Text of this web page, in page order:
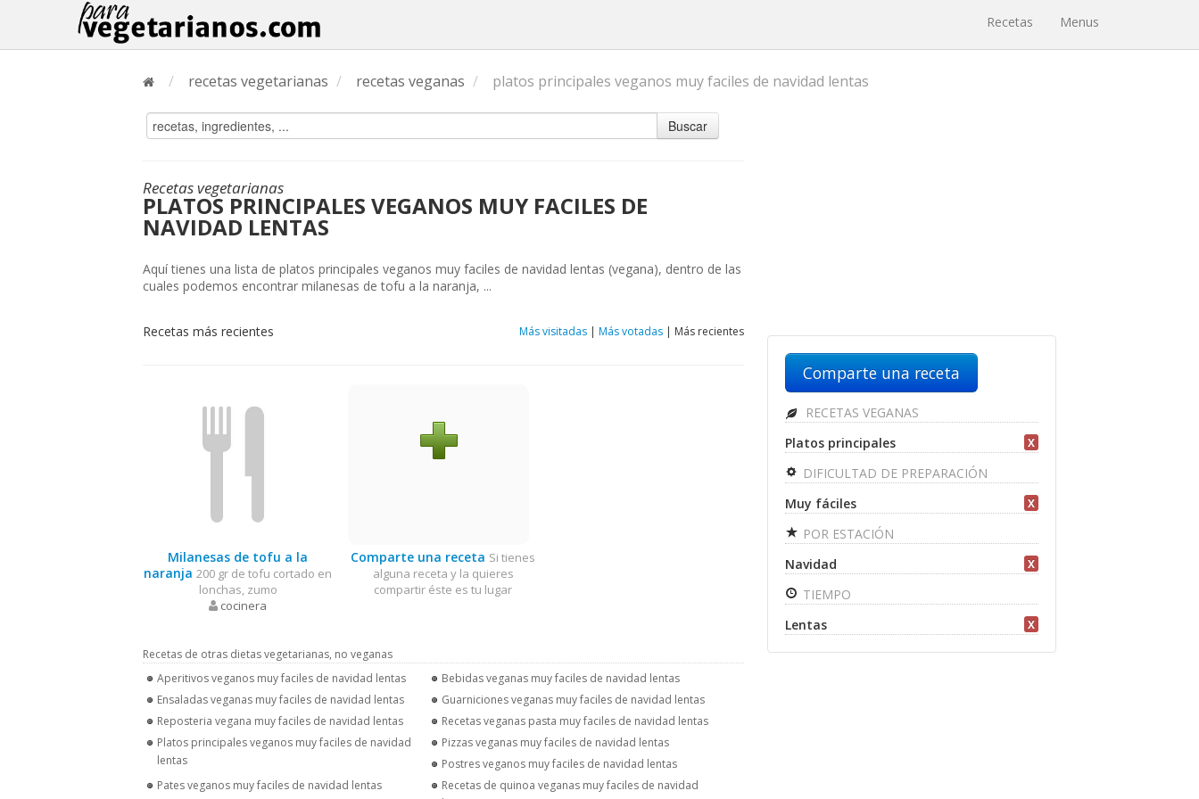
Recetas Menus
/ recetas vegetarianas / recetas veganas / platos principales veganos muy faciles de navidad lentas
Buscar
Recetas vegetarianas
PLATOS PRINCIPALES VEGANOS MUY FACILES DE
NAVIDAD LENTAS
Aquí tienes una lista de platos principales veganos muy faciles de navidad lentas (vegana), dentro de las
cuales podemos encontrar milanesas de tofu a la naranja, ...
Recetas más recientes Más visitadas| Más votadas| Más recientes
Milanesas de tofu a la
naranja 200 gr de tofu cortado en
lonchas, zumo
cocinera
Comparte una receta Si tienes
alguna receta y la quieres
compartir éste es tu lugar
Recetas de otras dietas vegetarianas, no veganas
Aperitivos veganos muy faciles de navidad lentas
Bebidas veganas muy faciles de navidad lentas
Ensaladas veganas muy faciles de navidad lentas
Guarniciones veganas muy faciles de navidad lentas
Reposteria vegana muy faciles de navidad lentas
Recetas veganas pasta muy faciles de navidad lentas
Platos principales veganos muy faciles de navidad
lentas
Pizzas veganas muy faciles de navidad lentas
Postres veganos muy faciles de navidad lentas
Pates veganos muy faciles de navidad lentas
Recetas de quinoa veganas muy faciles de navidad
Comparte una receta
RECETAS VEGANAS
Platos principales
X
DIFICULTAD DE PREPARACIÓN
Muy fáciles
X
POR ESTACIÓN
Navidad
X
TIEMPO
Lentas
X